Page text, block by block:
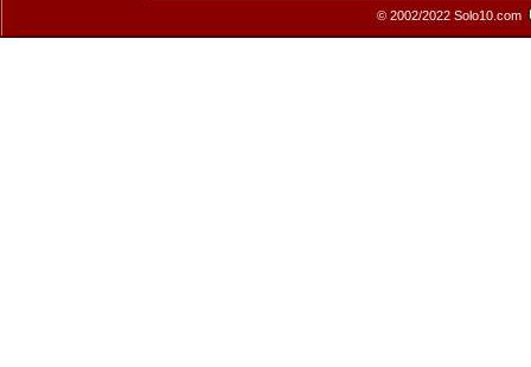
© 2002/2022 Solo10.com